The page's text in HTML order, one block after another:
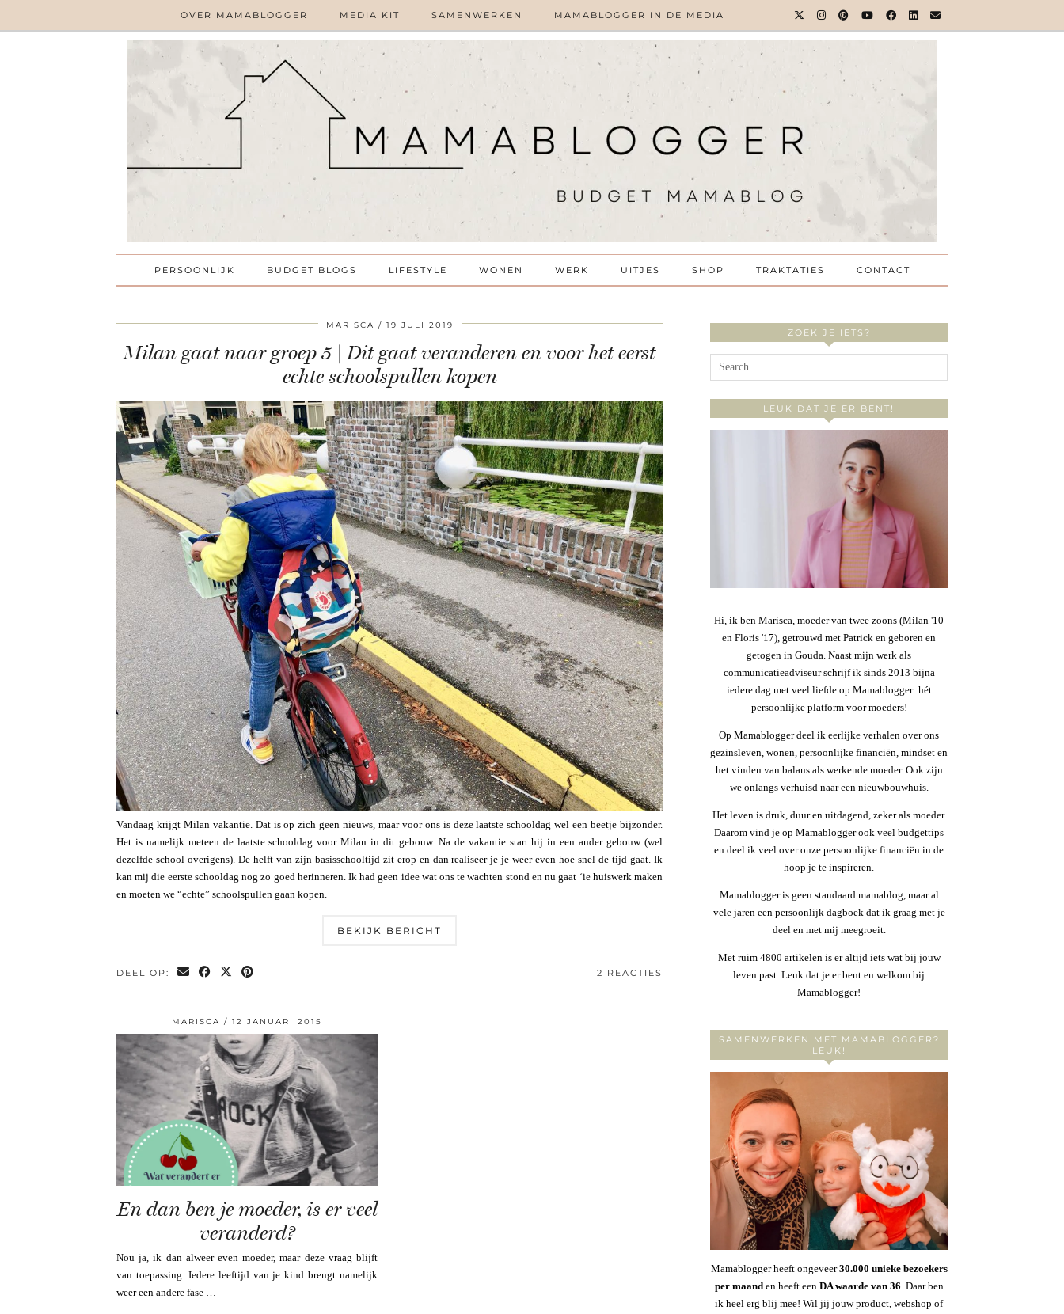
OVER MAMABLOGGER MEDIA KIT SAMENWERKEN MAMABLOGGER IN DE MEDIA
PERSOONLIJK BUDGET BLOGS LIFESTYLE WONEN WERK UITJES SHOP TRAKTATIES CONTACT
MARISCA 19 JULI 2019
Milan gaat naar groep 5 | Dit gaat veranderen en voor het eerst
echte schoolspullen kopen
Vandaag krijgt Milan vakantie. Dat is op zich geen nieuws, maar voor ons is deze laatste schooldag wel een beetje bijzonder.
Het is namelijk meteen de laatste schooldag voor Milan in dit gebouw. Na de vakantie start hij in een ander gebouw (wel
dezelfde school overigens). De helft van zijn basisschooltijd zit erop en dan realiseer je je weer even hoe snel de tijd gaat. Ik
kan mij die eerste schooldag nog zo goed herinneren. Ik had geen idee wat ons te wachten stond en nu gaat ‘ie huiswerk maken
en moeten we “echte” schoolspullen gaan kopen.
BEKIJK BERICHT
DEEL OP: 2 REACTIES
MARISCA 12 JANUARI 2015
En dan ben je moeder, is er veel
veranderd?
Nou ja, ik dan alweer even moeder, maar deze vraag blijft
van toepassing. Iedere leeftijd van je kind brengt namelijk
weer een andere fase …
ZOEK JE IETS?
LEUK DAT JE ER BENT!
Hi, ik ben Marisca, moeder van twee zoons (Milan '10
en Floris '17), getrouwd met Patrick en geboren en
getogen in Gouda. Naast mijn werk als
communicatieadviseur schrijf ik sinds 2013 bijna
iedere dag met veel liefde op Mamablogger: hét
persoonlijke platform voor moeders!
Op Mamablogger deel ik eerlijke verhalen over ons
gezinsleven, wonen, persoonlijke financiën, mindset en
het vinden van balans als werkende moeder. Ook zijn
we onlangs verhuisd naar een nieuwbouwhuis.
Het leven is druk, duur en uitdagend, zeker als moeder.
Daarom vind je op Mamablogger ook veel budgettips
en deel ik veel over onze persoonlijke financiën in de
hoop je te inspireren.
Mamablogger is geen standaard mamablog, maar al
vele jaren een persoonlijk dagboek dat ik graag met je
deel en met mij meegroeit.
Met ruim 4800 artikelen is er altijd iets wat bij jouw
leven past. Leuk dat je er bent en welkom bij
Mamablogger!
SAMENWERKEN MET MAMABLOGGER?
LEUK!
Mamablogger heeft ongeveer30.000 unieke bezoekers
per maanden heeft een DA waarde van 36. Daar ben
ik heel erg blij mee! Wil jij jouw product, webshop of